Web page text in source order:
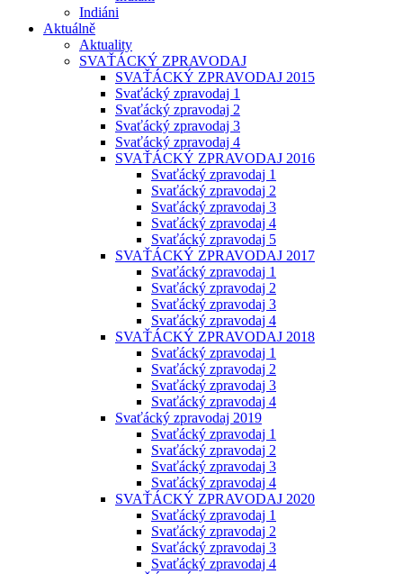
Indiáni
Aktuálně
Aktuality
SVAŤÁCKÝ ZPRAVODAJ
SVAŤÁCKÝ ZPRAVODAJ 2015
Svaťácký zpravodaj 1
Svaťácký zpravodaj 2
Svaťácký zpravodaj 3
Svaťácký zpravodaj 4
SVAŤÁCKÝ ZPRAVODAJ 2016
Svaťácký zpravodaj 1
Svaťácký zpravodaj 2
Svaťácký zpravodaj 3
Svaťácký zpravodaj 4
Svaťácký zpravodaj 5
SVAŤÁCKÝ ZPRAVODAJ 2017
Svaťácký zpravodaj 1
Svaťácký zpravodaj 2
Svaťácký zpravodaj 3
Svaťácký zpravodaj 4
SVAŤÁCKÝ ZPRAVODAJ 2018
Svaťácký zpravodaj 1
Svaťácký zpravodaj 2
Svaťácký zpravodaj 3
Svaťácký zpravodaj 4
Svaťácký zpravodaj 2019
Svaťácký zpravodaj 1
Svaťácký zpravodaj 2
Svaťácký zpravodaj 3
Svaťácký zpravodaj 4
SVAŤÁCKÝ ZPRAVODAJ 2020
Svaťácký zpravodaj 1
Svaťácký zpravodaj 2
Svaťácký zpravodaj 3
Svaťácký zpravodaj 4